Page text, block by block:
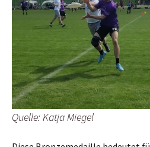
Quel­le: Kat­ja Miegel